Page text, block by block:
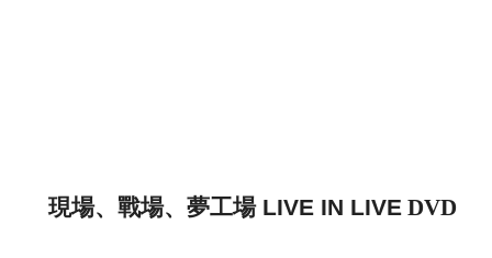
現場、戰場、夢工場LIVE IN LIVE DVD